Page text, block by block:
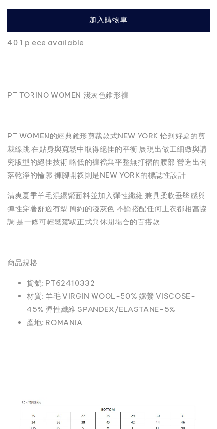
加入購物車
40 1 piece available
PT TORINO WOMEN 淺灰色錐形褲
PT WOMEN的經典錐形剪裁款式NEW YORK 恰到好處的剪
裁線跳 在貼身與寬鬆中取得絕佳的平衡 展現出做工細緻與講
究版型的絕佳技術 略低的褲襠與平整無打褶的腰部 營造出俐
落乾淨的輪廓 褲腳開衩則是NEW YORK的標誌性設計
清爽夏季羊毛混縲縈面料並加入彈性纖維 兼具柔軟垂墜感與
彈性穿著舒適有型 簡約的淺灰色 不論搭配任何上衣都相當協
調 是一條可輕鬆駕馭正式與休閒場合的百搭款
商品規格
貨號: PT62410332
材質: 羊毛 VIRGIN WOOL-50% 嫘縈 VISCOSE-
45% 彈性纖維 SPANDEX/ELASTANE-5%
產地: ROMANIA